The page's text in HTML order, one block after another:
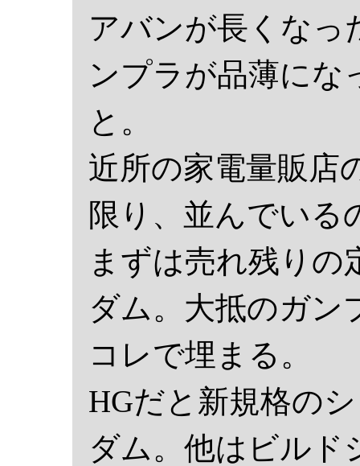
アバンが長くなっ
ンプラが品薄にな
と。
近所の家電量販店
限り、並んでいる
まずは売れ残りの
ダム。大抵のガン
コレで埋まる。
HGだと新規格の
ダム。他はビルド